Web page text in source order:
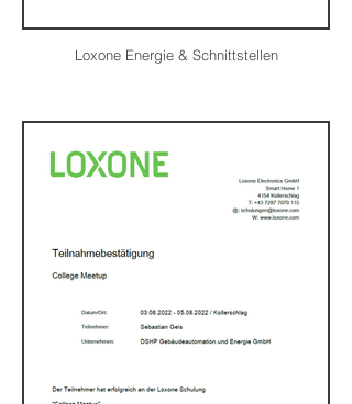
Loxone Energie & Schnittstellen